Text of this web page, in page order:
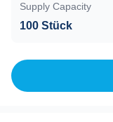
Supply Capacity
100 Stück